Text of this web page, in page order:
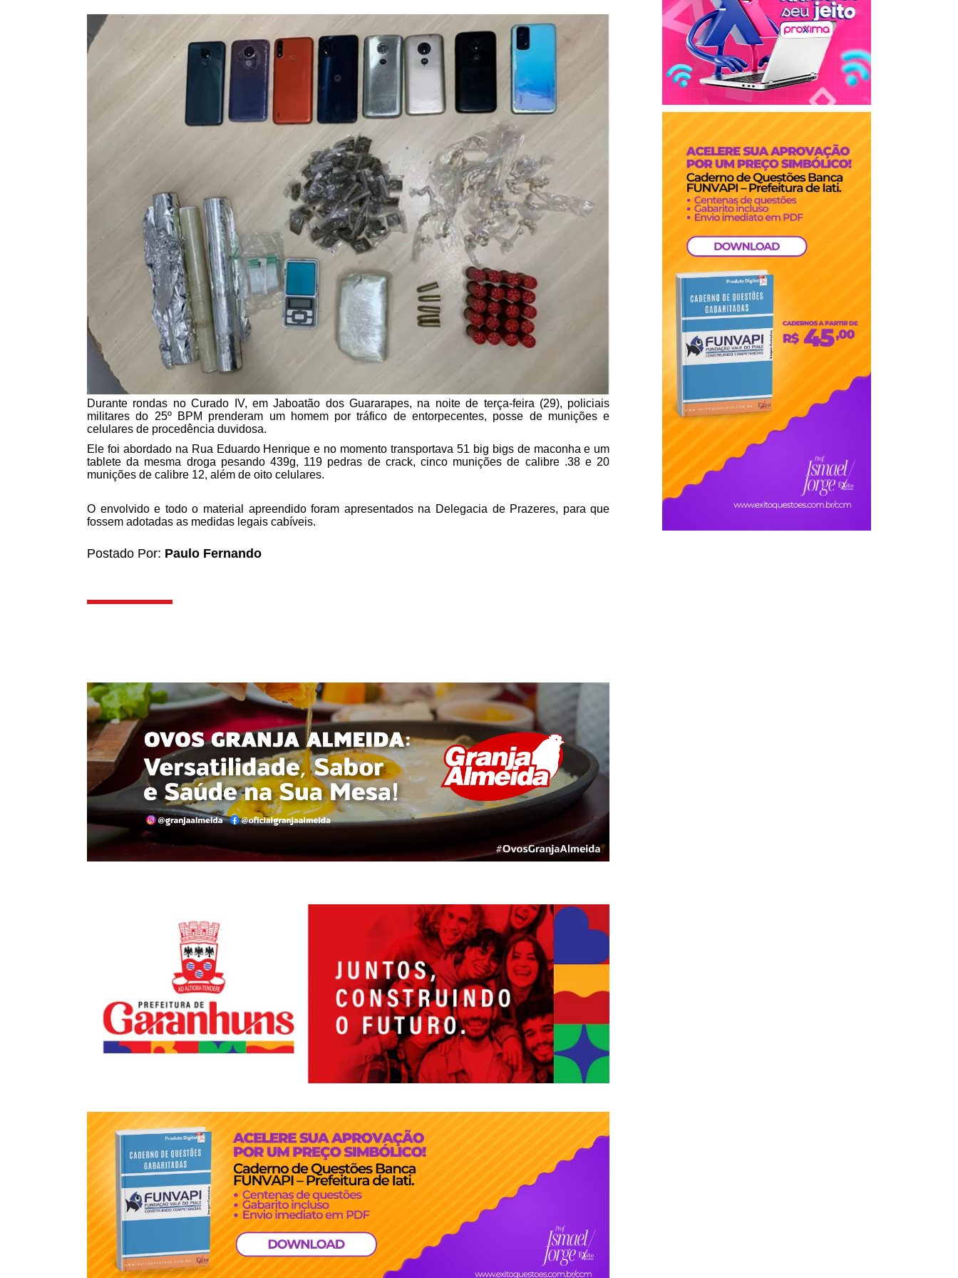
Durante rondas no Curado IV, em Jaboatão dos Guararapes, na noite de terça-feira (29), policiais
militares do 25º BPM prenderam um homem por tráfico de entorpecentes, posse de munições e
celulares de procedência duvidosa.
Ele foi abordado na Rua Eduardo Henrique e no momento transportava 51 big bigs de maconha e um
tablete da mesma droga pesando 439g, 119 pedras de crack, cinco munições de calibre .38 e 20
munições de calibre 12, além de oito celulares.
O envolvido e todo o material apreendido foram apresentados na Delegacia de Prazeres, para que
fossem adotadas as medidas legais cabíveis.
Postado Por: Paulo Fernando